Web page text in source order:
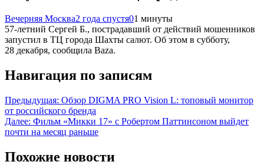
Вечерняя Москва2 года спустя01 минуты
57-летний Сергей Б., пострадавший от действий мошенников
запустил в ТЦ города Шахты салют. Об этом в субботу,
28 декабря, сообщила Baza.
Навигация по записям
Предыдущая: Обзор DIGMA PRO Vision L: топовый монитор
от российского бренда
Далее: Фильм «Микки 17» с Робертом Паттинсоном выйдет
почти на месяц раньше
Похожие новости